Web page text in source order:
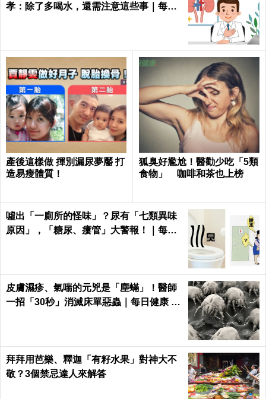
孝：除了多喝水，還需注意這些事｜每日
產後這樣做 揮別漏尿夢靨 打
造易瘦體質！
狐臭好尷尬！醫勸少吃「5類
食物」 咖啡和茶也上榜
噓出「一廁所的怪味」？尿有「七類異味
原因」，「糖尿、瘻管」大警報！｜每日
皮膚濕疹、氣喘的元兇是「塵蟎」！醫師
一招「30秒」消滅床單惡蟲｜每日健康 H
拜拜用芭樂、釋迦「有籽水果」對神大不
敬？3個禁忌達人來解答